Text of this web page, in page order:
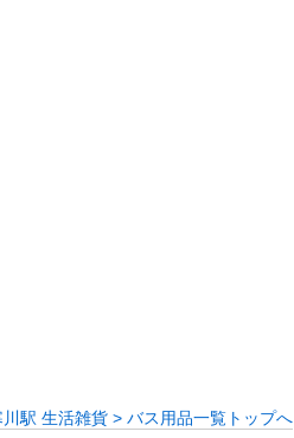
駅 生活雑貨 > バス用品一覧トップへ